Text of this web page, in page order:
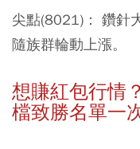
尖點(8021)： 鑽針
隨族群輪動上漲。
想賺紅包行情
檔致勝名單一